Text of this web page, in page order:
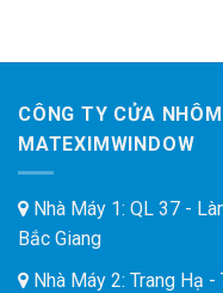
CÔNG TY CỬA
MATEXIMWINDOW
Nhà Máy 1: QL 37 -
Bắc Giang
Nhà Máy 2: Trang Hạ